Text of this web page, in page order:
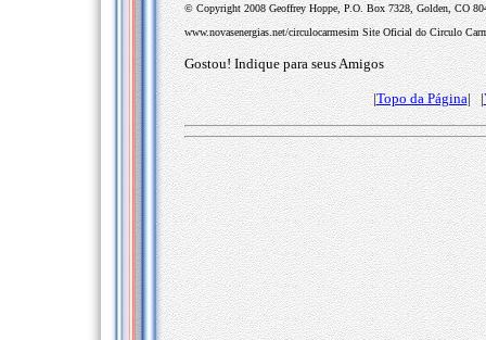
© Copyright 2008 Geoffrey Hoppe, P.O. Box 7328, Golden, CO
www.novasenergias.net/circulocarmesim Site Oficial do Circulo
Gostou! Indique para seus Amigos
|Topo da Página| |